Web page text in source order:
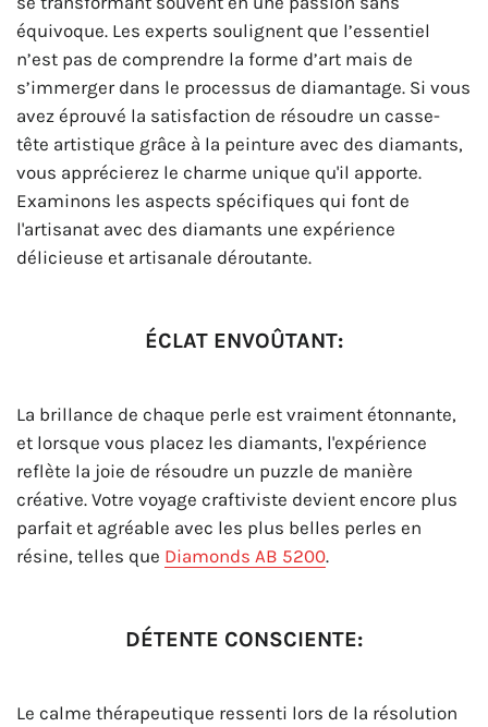
équivoque. Les experts soulignent que l’essentiel
n’est pas de comprendre la forme d’art mais de
s’immerger dans le processus de diamantage. Si vous
avez éprouvé la satisfaction de résoudre un casse-
tête artistique grâce à la peinture avec des diamants,
vous apprécierez le charme unique qu'il apporte.
Examinons les aspects spécifiques qui font de
l'artisanat avec des diamants une expérience
délicieuse et artisanale déroutante.
ÉCLAT ENVOÛTANT:
La brillance de chaque perle est vraiment étonnante,
et lorsque vous placez les diamants, l'expérience
reflète la joie de résoudre un puzzle de manière
créative. Votre voyage craftiviste devient encore plus
parfait et agréable avec les plus belles perles en
résine, telles que Diamonds AB 5200.
DÉTENTE CONSCIENTE:
Le calme thérapeutique ressenti lors de la résolution